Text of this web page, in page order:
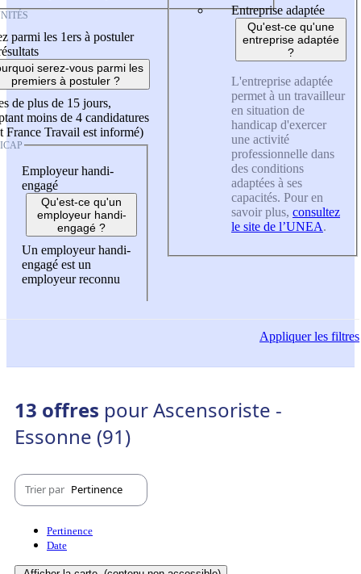
parmi les 1ers à postuler
serez-vous parmi les
premiers à postuler ?
de plus de 15 jours,
moins de 4 candidatures
France Travail est informé)
Employeur handi-
engagé
Qu'est-ce qu'un
employeur handi-
engagé ?
Un employeur handi-
engagé est un
employeur reconnu
Entreprise adaptée
Qu'est-ce qu'une
entreprise adaptée
?
L'entreprise adaptée
permet à un travailleur
en situation de
handicap d'exercer
une activité
professionnelle dans
des conditions
adaptées à ses
capacités. Pour en
savoir plus, consultez
le site de l’UNEA.
Appliquerles filtres
13 offres pour Ascensoriste -
Essonne (91)
Trier par Pertinence
Pertinence
Date